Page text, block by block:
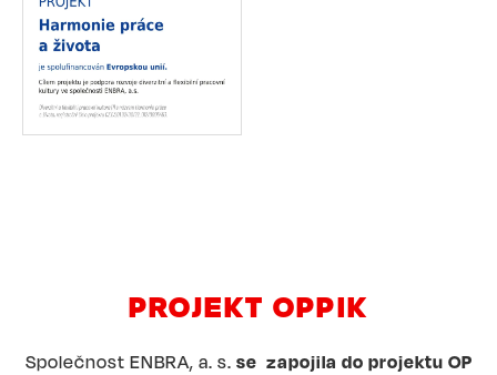
PROJEKT OPPIK
Společnost ENBRA, a. s. se zapojila do projektu OP